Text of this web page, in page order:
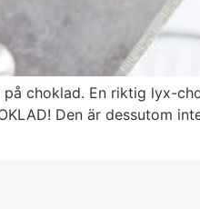
choklad. En riktig lyx-
Den är dessutom